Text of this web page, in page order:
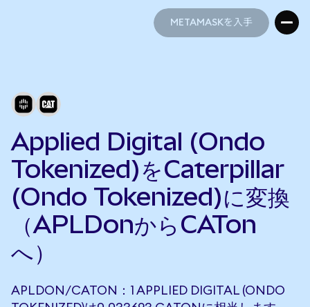
METAMASKを入手
Applied Digital (Ondo
Tokenized)をCaterpillar
(Ondo Tokenized)に変換
（APLDonからCATon
へ）
APLDON/CATON：1 APPLIED DIGITAL (ONDO